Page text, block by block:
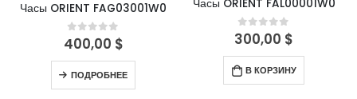
Часы ORIENT FAG03001W0
0out of 5
400,00 $
ПОДРОБНЕЕ
Часы ORIENT FAL00001W0
0out of 5
300,00 $
В КОРЗИНУ